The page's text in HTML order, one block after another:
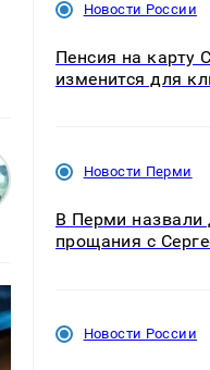
Новости России
Пенсия на карту
изменится для
Новости Перми
В Перми назвали
прощания с
Новости России